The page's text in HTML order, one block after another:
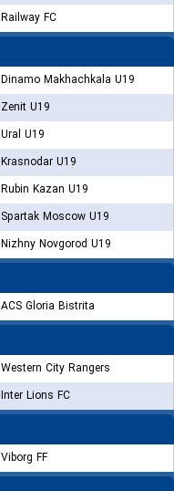
Railway FC
Dinamo Makhachkala U19
Zenit U19
Ural U19
Krasnodar U19
Rubin Kazan U19
Spartak Moscow U19
Nizhny Novgorod U19
ACS Gloria Bistrita
Western City Rangers
Inter Lions FC
Viborg FF